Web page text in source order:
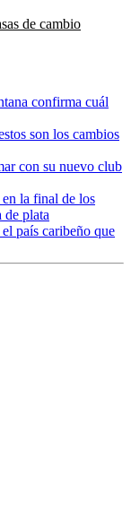
de cambio
confirma cuál
son los cambios
con su nuevo club
la final de los
de plata
país caribeño que